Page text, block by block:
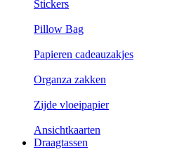
Stickers
Pillow Bag
Papieren cadeauzakjes
Organza zakken
Zijde vloeipapier
Ansichtkaarten
Draagtassen